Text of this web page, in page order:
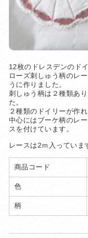
12枚のドレスデンのド
ローズ刺しゅう柄のレ
うに作りました。
刺しゅう柄は２種類あ
た。
２種類のドイリーが作
中心にはブーケ柄のレ
スを付けています。
レースは2ｍ入っていま
商品コード
色
柄